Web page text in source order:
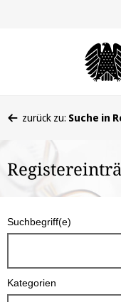
befinden
hier:
zurück zu: Suche in
u
h
b
Suchbegriff(e)
Kategorien